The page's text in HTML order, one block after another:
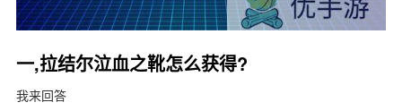
一,拉结尔泣血之靴怎么获得?
我来回答